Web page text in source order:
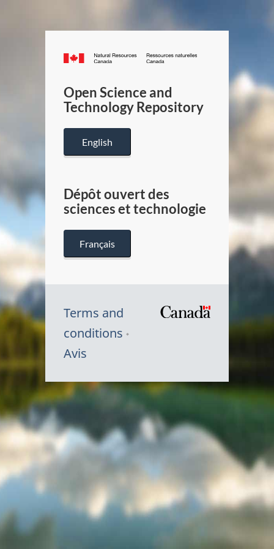
Canada.ca
/
Canada
Open Science and
Technology Repository
English
Dépôt ouvert des
sciences et technologie
Français
Terms and
conditions
Avis
Symbole
du